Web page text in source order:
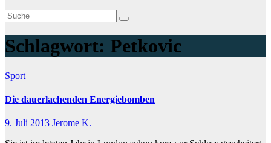
Schlagwort: Petkovic
Sport
Die dauerlachenden Energiebomben
9. Juli 2013 Jerome K.